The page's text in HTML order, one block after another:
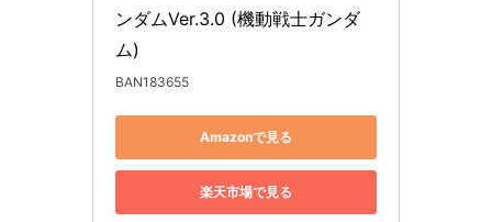
ンダムVer.3.0 (機動戦士ガンダ
ム)
BAN183655
Amazonで見る
楽天市場で見る